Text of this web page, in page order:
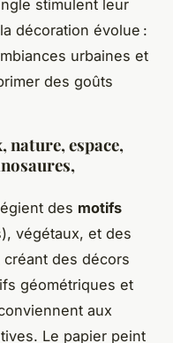
stimulent leur
décoration évolue :
urbaines et
des goûts
nature, espace,
des motifs
végétaux, et des
des décors
géométriques et
aux
Le papier peint